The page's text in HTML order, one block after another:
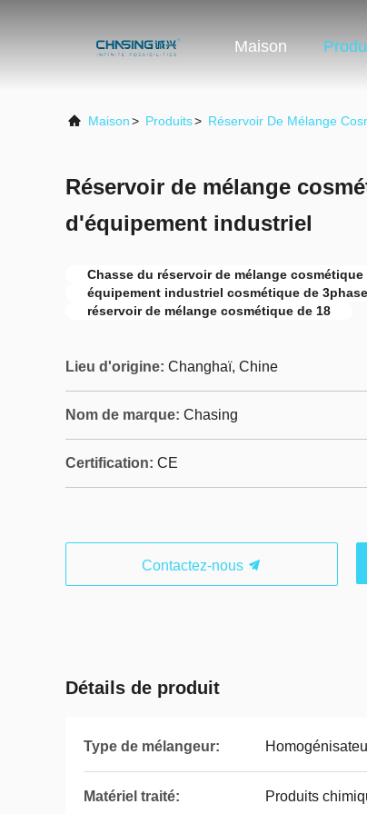
Maison
Maison> Produits> Réservoir De Mélange
Réservoir de mélange
d'équipement industriel
Chasse du réservoir de mélange cosmétique
équipement industriel cosmétique de
réservoir de mélange cosmétique de 18
Lieu d'origine: Changhaï, Chine
Nom de marque: Chasing
Certification: CE
Contactez-nous
Détails de produit
Type de mélangeur:
Matériel traité: Produits